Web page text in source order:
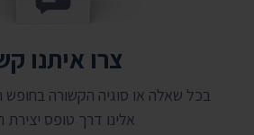
צרו איתנו
בכל שאלה או סוגיה הקשורה בחופש
אלינו דרך טופס